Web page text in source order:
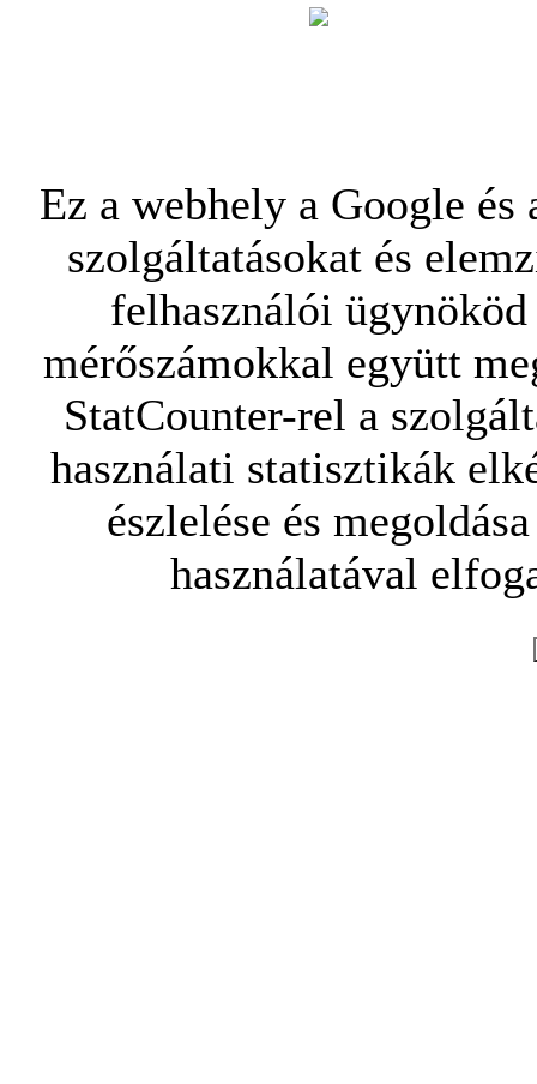
Ez a webhely a Google
szolgáltatásokat és
felhasználói
mérőszámokkal együtt
StatCounter-rel a
használati statisztikák
észlelése és
használatával